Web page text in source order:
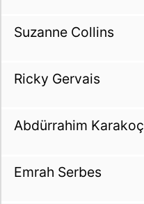
Suzanne Collins
Ricky Gervais
Abdürrahim Karakoç
Emrah Serbes